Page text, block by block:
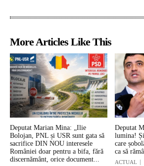
More Articles Like This
Deputat Marian Mina: „Ilie
Bolojan, PNL și USR sunt gata să
sacrifice DIN NOU interesele
României doar pentru a bifa, fără
discernământ, orice document...
Deputat
lumina!
care
ca să
ACTUAL